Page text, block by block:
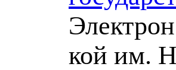
кой им.